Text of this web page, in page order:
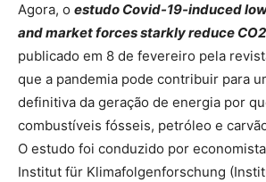
Agora, o estudo Covid-19-induced
and market forces starkly reduce
publicado em 8 de fevereiro pela
que a pandemia pode contribuir para
definitiva da geração de energia por
combustíveis fósseis, petróleo e
O estudo foi conduzido por
Institut für Klimafolgenforschung